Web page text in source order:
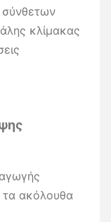
σύνθετων
κλίμακας
τα ακόλουθα